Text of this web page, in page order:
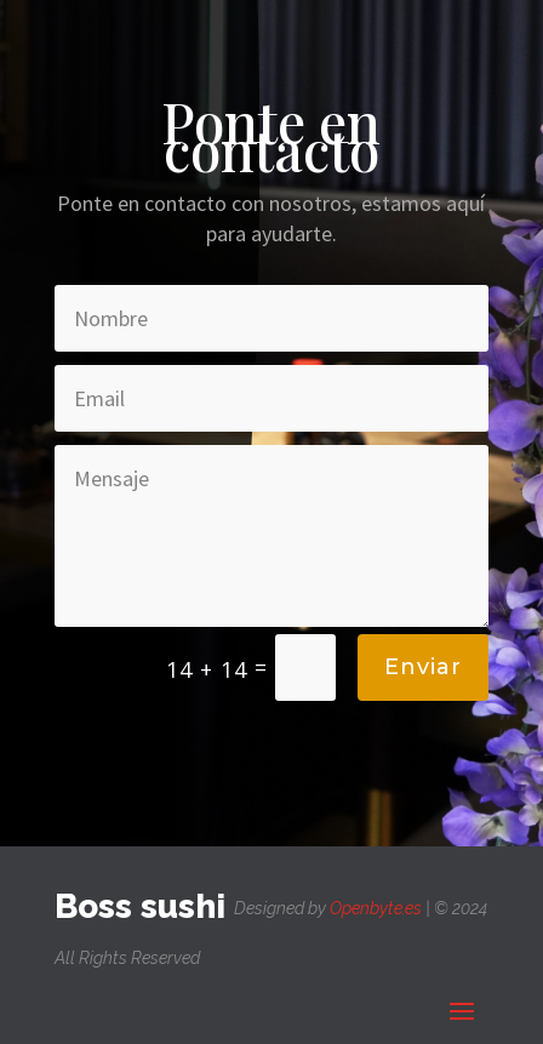
Ponte en
contacto
Ponte en contacto con nosotros, estamos aquí
para ayudarte.
14 + 14 = Enviar
Boss sushi Designed byOpenbyte.es | © 2024
All Rights Reserved